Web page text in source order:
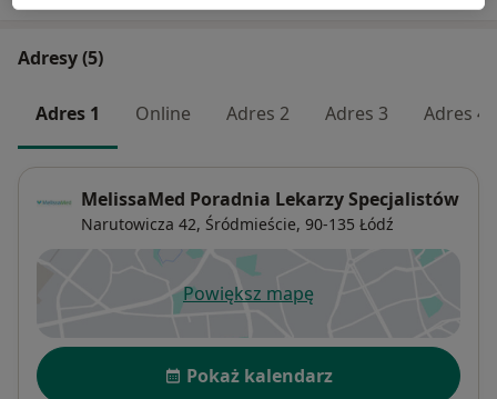
podręcznikach. Ponadto jest promotorem i
magisterskich na Wydziale Nauk o Zdrowiu Kierunku
Adresy (5)
Adres 1 Online Adres 2 Adres 3 Adres 4
MelissaMed Poradnia Lekarzy Specjalistów
Narutowicza 42, Śródmieście, 90-135 Łódź
Powiększ mapęotwiera się w nowej karcie
Dostępność
Pokaż kalendarz